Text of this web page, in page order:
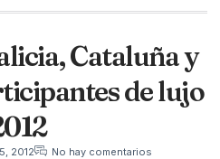
Cataluña y
de lujo
2012
No hay comentarios